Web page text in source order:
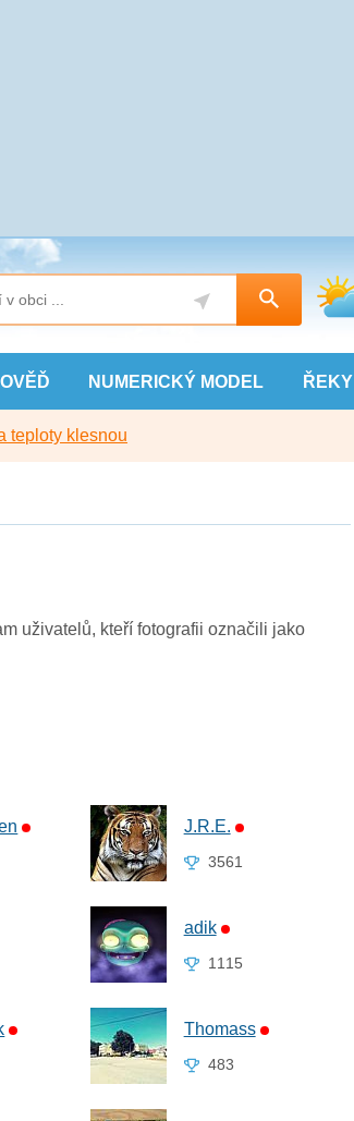
NUMERICKÝ MODEL ŘEKY
teploty klesnou
uživatelů, kteří fotografii označili jako
J.R.E.
3561
adik
1115
Thomass
483